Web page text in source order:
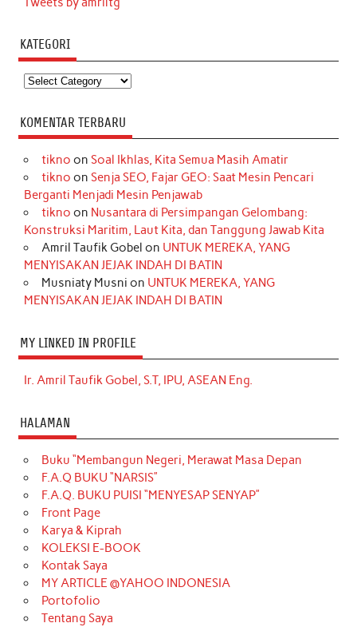
KATEGORI
Kategori
KOMENTAR TERBARU
tikno on Soal Ikhlas, Kita Semua Masih Amatir
tikno on Senja SEO, Fajar GEO: Saat Mesin Pencari
Berganti Menjadi Mesin Penjawab
tikno on Nusantara di Persimpangan Gelombang:
Konstruksi Maritim, Laut Kita, dan Tanggung Jawab Kita
Amril Taufik Gobel on UNTUK MEREKA, YANG
MENYISAKAN JEJAK INDAH DI BATIN
Musniaty Musni on UNTUK MEREKA, YANG
MENYISAKAN JEJAK INDAH DI BATIN
MY LINKED IN PROFILE
Ir. Amril Taufik Gobel, S.T, IPU, ASEAN Eng.
HALAMAN
Buku “Membangun Negeri, Merawat Masa Depan
F.A.Q BUKU “NARSIS”
F.A.Q. BUKU PUISI “MENYESAP SENYAP”
Front Page
Karya & Kiprah
KOLEKSI E-BOOK
Kontak Saya
MY ARTICLE @YAHOO INDONESIA
Portofolio
Tentang Saya